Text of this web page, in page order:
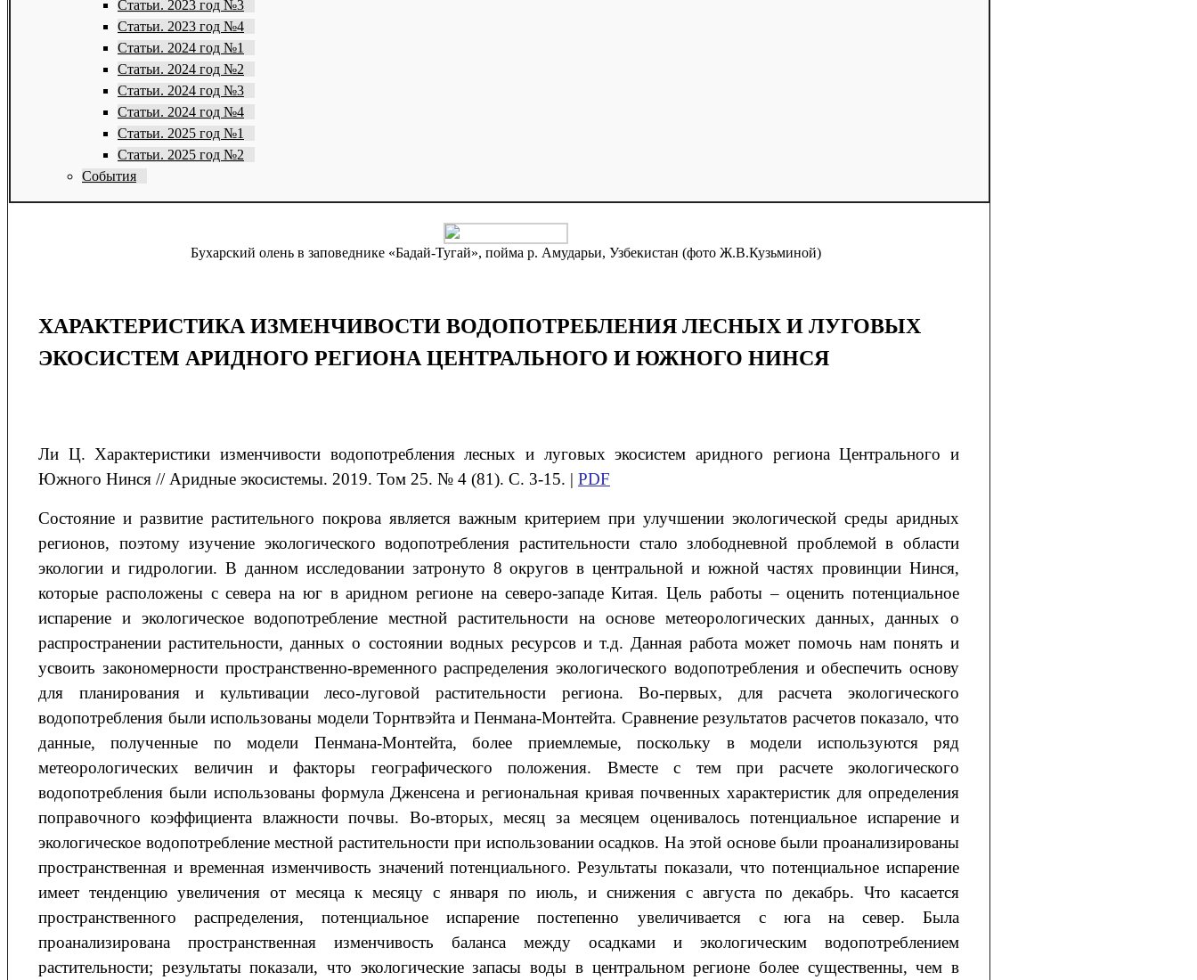
Статьи. 2023 год №3
Статьи. 2023 год №4
Статьи. 2024 год №1
Статьи. 2024 год №2
Статьи. 2024 год №3
Статьи. 2024 год №4
Статьи. 2025 год №1
Статьи. 2025 год №2
События
Бухарский олень в заповеднике «Бадай-Тугай», пойма р. Амударьи, Узбекистан (фото Ж.В.Кузьминой)
ХАРАКТЕРИСТИКА ИЗМЕНЧИВОСТИ ВОДОПОТРЕБЛЕНИЯ ЛЕСНЫХ И ЛУГОВЫХ
ЭКОСИСТЕМ АРИДНОГО РЕГИОНА ЦЕНТРАЛЬНОГО И ЮЖНОГО НИНСЯ
Ли Ц. Характеристики изменчивости водопотребления лесных и луговых экосистем аридного региона Центрального и
Южного Нинся // Аридные экосистемы. 2019. Том 25. № 4 (81). С. 3-15. | PDF
Состояние и развитие растительного покрова является важным критерием при улучшении экологической среды аридных
регионов, поэтому изучение экологического водопотребления растительности стало злободневной проблемой в области
экологии и гидрологии. В данном исследовании затронуто 8 округов в центральной и южной частях провинции Нинся,
которые расположены с севера на юг в аридном регионе на северо-западе Китая. Цель работы – оценить потенциальное
испарение и экологическое водопотребление местной растительности на основе метеорологических данных, данных о
распространении растительности, данных о состоянии водных ресурсов и т.д. Данная работа может помочь нам понять и
усвоить закономерности пространственно-временного распределения экологического водопотребления и обеспечить основу
для планирования и культивации лесо-луговой растительности региона. Во-первых, для расчета экологического
водопотребления были использованы модели Торнтвэйта и Пенмана-Монтейта. Сравнение результатов расчетов показало, что
данные, полученные по модели Пенмана-Монтейта, более приемлемые, поскольку в модели используются ряд
метеорологических величин и факторы географического положения. Вместе с тем при расчете экологического
водопотребления были использованы формула Дженсена и региональная кривая почвенных характеристик для определения
поправочного коэффициента влажности почвы. Во-вторых, месяц за месяцем оценивалось потенциальное испарение и
экологическое водопотребление местной растительности при использовании осадков. На этой основе были проанализированы
пространственная и временная изменчивость значений потенциального. Результаты показали, что потенциальное испарение
имеет тенденцию увеличения от месяца к месяцу с января по июль, и снижения с августа по декабрь. Что касается
пространственного распределения, потенциальное испарение постепенно увеличивается с юга на север. Была
проанализирована пространственная изменчивость баланса между осадками и экологическим водопотреблением
растительности; результаты показали, что экологические запасы воды в центральном регионе более существенны, чем в